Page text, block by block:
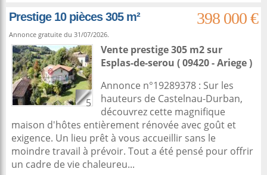
Prestige 10 pièces 305 m²
398 000 €
Annonce gratuite du 31/07/2026.
5
Vente prestige 305 m2sur
Esplas-de-serou ( 09420 - Ariege )
Annonce n°19289378 : Sur les
hauteurs de Castelnau-Durban,
découvrez cette magnifique
maison d'hôtes entièrement rénovée avec goût et
exigence. Un lieu prêt à vous accueillir sans le
moindre travail à prévoir. Tout a été pensé pour offrir
un cadre de vie chaleureu...